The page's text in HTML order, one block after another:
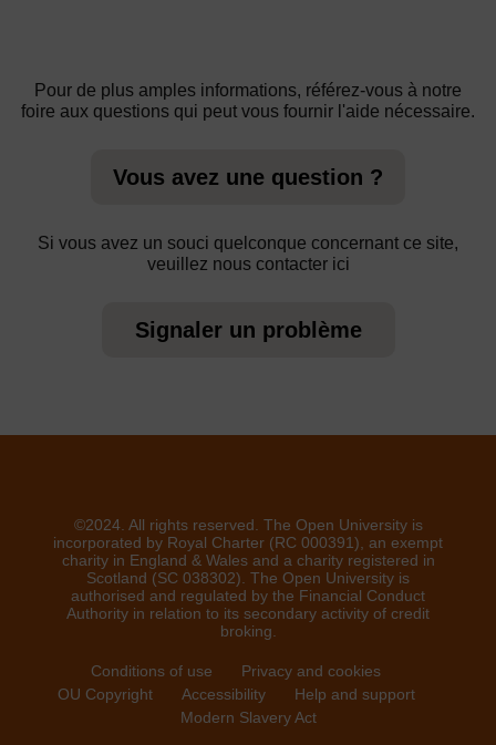
Pour de plus amples informations, référez-vous à notre
foire aux questions qui peut vous fournir l'aide nécessaire.
Vous avez une question ?
Si vous avez un souci quelconque concernant ce site,
veuillez nous contacter ici
Signaler un problème
©2024. All rights reserved. The Open University is
incorporated by Royal Charter (RC 000391), an exempt
charity in England & Wales and a charity registered in
Scotland (SC 038302). The Open University is
authorised and regulated by the Financial Conduct
Authority in relation to its secondary activity of credit
broking.
Conditions of use
Privacy and cookies
OU Copyright
Accessibility
Help and support
Modern Slavery Act